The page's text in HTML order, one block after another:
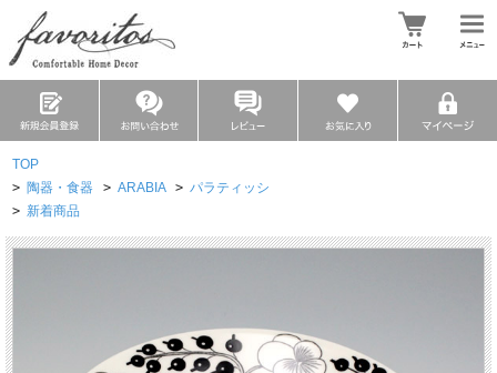
TOP
> 陶器・食器 > ARABIA > パラティッシ
> 新着商品